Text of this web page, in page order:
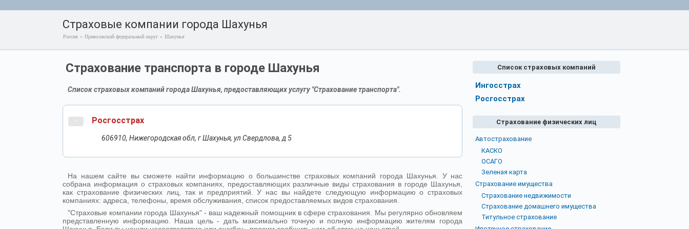
Страховые компании города Шахунья
Россия » Приволжский федеральный округ » Шахунья
Страхование транспорта в городе Шахунья
Список страховых компаний города Шахунья, предоставляющих услугу "Страхование транспорта".
- Росгосстрах
606910, Нижегородская обл, г Шахунья, ул Свердлова, д 5
На нашем сайте вы сможете найти информацию о большинстве страховых компаний города Шахунья. У нас
собрана информация о страховых компаниях, предоставляющих различные виды страхования в городе Шахунья,
как страхование физических лиц, так и предприятий. У нас вы найдете следующую информацию о страховых
компаниях: адреса, телефоны, время обслуживания, список предоставляемых видов страхования.
"Страховые компании города Шахунья" - ваш надежный помощник в сфере страхования. Мы регулярно обновляем
представленную информацию. Наша цель - дать максимально точную и полную информацию жителям города
Список страховых компаний
Ингосстрах
Росгосстрах
Страхование физических лиц
Автострахование
КАСКО
ОСАГО
Зеленая карта
Страхование имущества
Страхование недвижимости
Страхование домашнего имущества
Титульное страхование